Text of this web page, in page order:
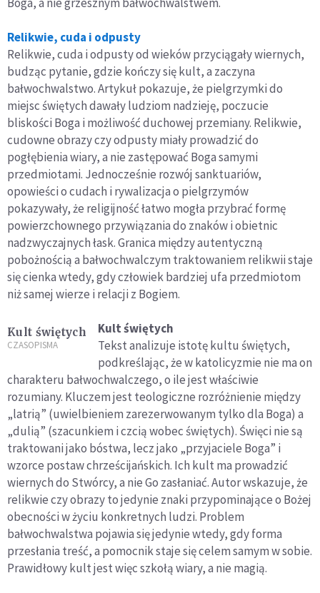
Relikwie, cuda i odpusty
Relikwie, cuda i odpusty od wieków przyciągały wiernych,
budząc pytanie, gdzie kończy się kult, a zaczyna
bałwochwalstwo. Artykuł pokazuje, że pielgrzymki do
miejsc świętych dawały ludziom nadzieję, poczucie
bliskości Boga i możliwość duchowej przemiany. Relikwie,
cudowne obrazy czy odpusty miały prowadzić do
pogłębienia wiary, a nie zastępować Boga samymi
przedmiotami. Jednocześnie rozwój sanktuariów,
opowieści o cudach i rywalizacja o pielgrzymów
pokazywały, że religijność łatwo mogła przybrać formę
powierzchownego przywiązania do znaków i obietnic
nadzwyczajnych łask. Granica między autentyczną
pobożnością a bałwochwalczym traktowaniem relikwii staje
się cienka wtedy, gdy człowiek bardziej ufa przedmiotom
niż samej wierze i relacji z Bogiem.
Kult świętych
CZASOPISMA
Kult świętych
Tekst analizuje istotę kultu świętych,
podkreślając, że w katolicyzmie nie ma on
charakteru bałwochwalczego, o ile jest właściwie
rozumiany. Kluczem jest teologiczne rozróżnienie między
„latrią” (uwielbieniem zarezerwowanym tylko dla Boga) a
„dulią” (szacunkiem i czcią wobec świętych). Święci nie są
traktowani jako bóstwa, lecz jako „przyjaciele Boga” i
wzorce postaw chrześcijańskich. Ich kult ma prowadzić
wiernych do Stwórcy, a nie Go zasłaniać. Autor wskazuje, że
relikwie czy obrazy to jedynie znaki przypominające o Bożej
obecności w życiu konkretnych ludzi. Problem
bałwochwalstwa pojawia się jedynie wtedy, gdy forma
przesłania treść, a pomocnik staje się celem samym w sobie.
Prawidłowy kult jest więc szkołą wiary, a nie magią.